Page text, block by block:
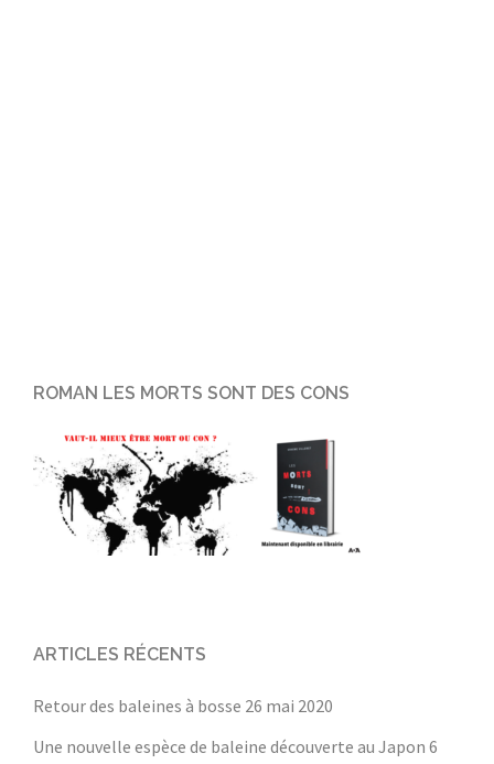
ROMAN LES MORTS SONT DES CONS
ARTICLES RÉCENTS
Retour des baleines à bosse 26 mai 2020
Une nouvelle espèce de baleine découverte au Japon 6